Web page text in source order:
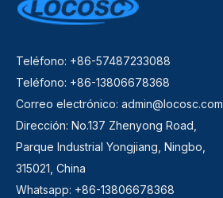
Teléfono: +86-57487233088
Teléfono: +86-13806678368
Correo electrónico: admin@locosc.com
Dirección: No.137 Zhenyong Road,
Parque Industrial Yongjiang, Ningbo,
315021, China
Whatsapp: +86-13806678368